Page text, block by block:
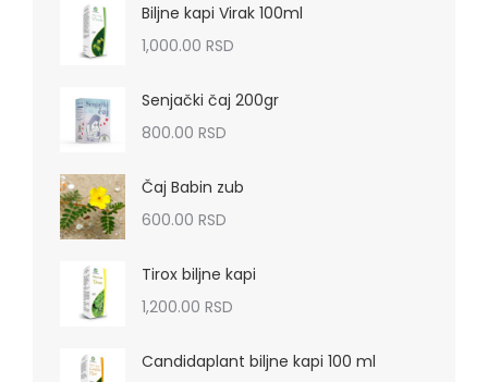
Biljne kapi Virak 100ml
1,000.00 RSD
Senjački čaj 200gr
800.00 RSD
Čaj Babin zub
600.00 RSD
Tirox biljne kapi
1,200.00 RSD
Candidaplant biljne kapi 100 ml